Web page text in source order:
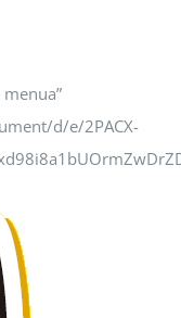
d/e/2PACX-